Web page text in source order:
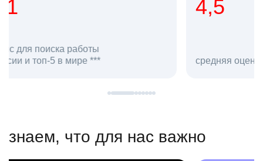
средняя оценка hh.ru как работодателя **
в hh.ru
знаем, что для нас важно